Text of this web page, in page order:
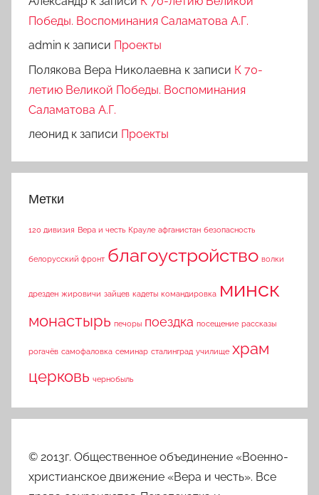
Победы. Воспоминания Саламатова А.Г.
admin к записи Проекты
Полякова Вера Николаевна к записи К 70-
летию Великой Победы. Воспоминания
Саламатова А.Г.
леонид к записи Проекты
Метки
120 дивизия Вера и честь Крауле афганистан безопасность
белорусский фронт благоустройство волки
дрезден жировичи зайцев кадеты командировка минск
монастырь печоры поездка посещение рассказы
рогачёв самофаловка семинар сталинград училище храм
церковь чернобыль
© 2013г. Общественное объединение «Военно-
христианское движение «Вера и честь». Все